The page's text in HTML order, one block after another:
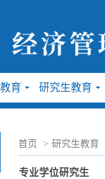
育 研究生教育
首页 > 研究生教育
专业学位研究生